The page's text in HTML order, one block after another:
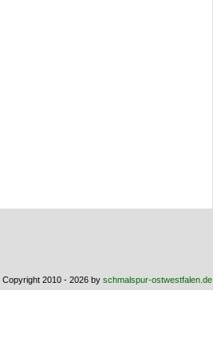
2010 - 2026 by schmalspur-ostwestfalen.de